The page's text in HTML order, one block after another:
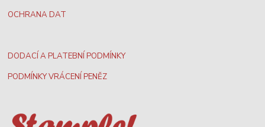
OCHRANA DAT
DODACÍ A PLATEBNÍ PODMÍNKY
PODMÍNKY VRÁCENÍ PENĚZ